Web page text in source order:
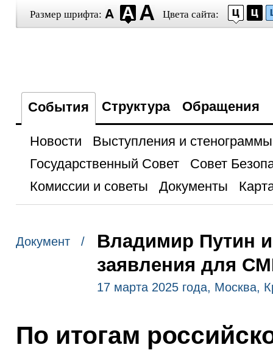
Размер шрифта: Цвета сайта:
События Структура Обращения
Новости
Выступления и стенограммы
Государственный Совет
Совет
Комиссии и советы
Документы
Документ /
Владимир Путин
заявления для
17 марта 2025 года, Москва,
По итогам